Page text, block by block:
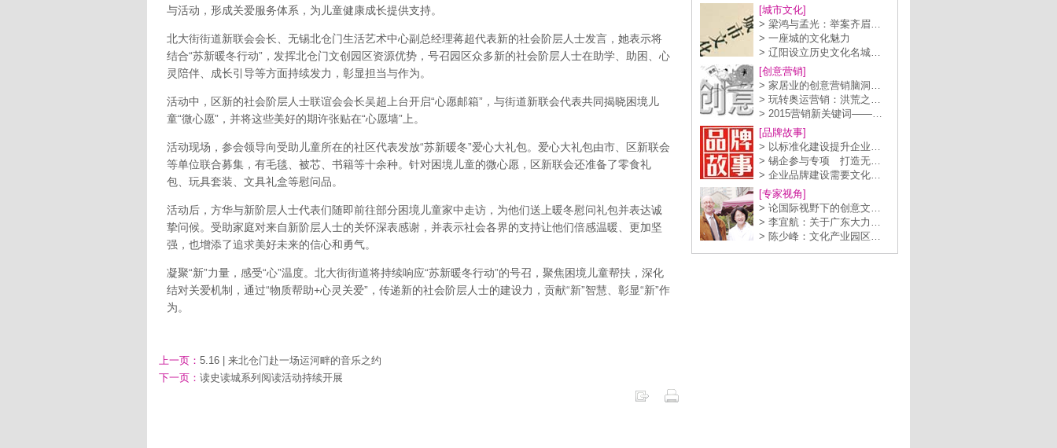
与活动，形成关爱服务体系，为儿童健康成长提供支持。
北大街街道新联会会长、无锡北仓门生活艺术中心副总经理蒋超代表新的社会阶层人士发言，她表示将
结合“苏新暖冬行动”，发挥北仓门文创园区资源优势，号召园区众多新的社会阶层人士在助学、助困、心
灵陪伴、成长引导等方面持续发力，彰显担当与作为。
活动中，区新的社会阶层人士联谊会会长吴超上台开启“心愿邮箱”，与街道新联会代表共同揭晓困境儿
童“微心愿”，并将这些美好的期许张贴在“心愿墙”上。
活动现场，参会领导向受助儿童所在的社区代表发放“苏新暖冬”爱心大礼包。爱心大礼包由市、区新联会
等单位联合募集，有毛毯、被芯、书籍等十余种。针对困境儿童的微心愿，区新联会还准备了零食礼
包、玩具套装、文具礼盒等慰问品。
活动后，方华与新阶层人士代表们随即前往部分困境儿童家中走访，为他们送上暖冬慰问礼包并表达诚
挚问候。受助家庭对来自新阶层人士的关怀深表感谢，并表示社会各界的支持让他们倍感温暖、更加坚
强，也增添了追求美好未来的信心和勇气。
凝聚“新”力量，感受“心”温度。北大街街道将持续响应“苏新暖冬行动”的号召，聚焦困境儿童帮扶，深化
结对关爱机制，通过“物质帮助+心灵关爱”，传递新的社会阶层人士的建设力，贡献“新”智慧、彰显“新”作
为。
上一页： 5.16 | 来北仓门赴一场运河畔的音乐之约
下一页： 读史读城系列阅读活动持续开展
[城市文化]
> 梁鸿与孟光：举案齐眉…
> 一座城的文化魅力
> 辽阳设立历史文化名城…
[创意营销]
> 家居业的创意营销脑洞…
> 玩转奥运营销：洪荒之…
> 2015营销新关键词——…
[品牌故事]
> 以标准化建设提升企业…
> 锡企参与专项 打造无…
> 企业品牌建设需要文化…
[专家视角]
> 论国际视野下的创意文…
> 李宜航：关于广东大力…
> 陈少峰：文化产业园区…